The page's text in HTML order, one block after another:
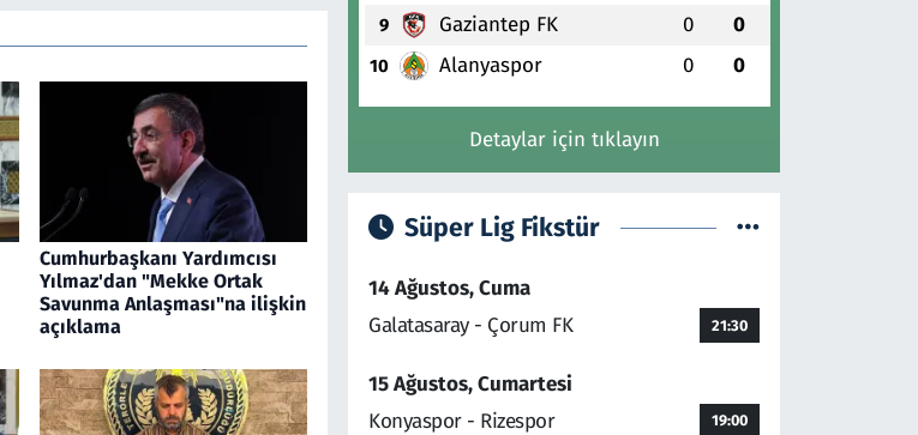
Cumhurbaşkanı Yardımcısı
Yılmaz'dan "Mekke Ortak
Savunma Anlaşması"na ilişkin
açıklama
9 Gaziantep FK 0 0
10 Alanyaspor 0 0
Detaylar için tıklayın
Süper Lig Fikstür
14 Ağustos, Cuma
Galatasaray - Çorum FK
21:30
15 Ağustos, Cumartesi
Konyaspor - Rizespor
19:00